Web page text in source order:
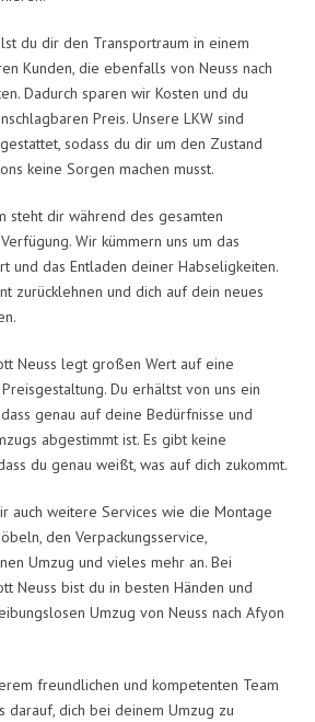
du dir den Transportraum in einem
Kunden, die ebenfalls von Neuss nach
Dadurch sparen wir Kosten und du
Preis. Unsere LKW sind
sodass du dir um den Zustand
keine Sorgen machen musst.
steht dir während des gesamten
Wir kümmern uns um das
und das Entladen deiner Habseligkeiten.
zurücklehnen und dich auf dein neues
Neuss legt großen Wert auf eine
Du erhältst von uns ein
genau auf deine Bedürfnisse und
abgestimmt ist. Es gibt keine
du genau weißt, was auf dich zukommt.
auch weitere Services wie die Montage
den Verpackungsservice,
Umzug und vieles mehr an. Bei
Neuss bist du in besten Händen und
Umzug von Neuss nach Afyon
freundlichen und kompetenten Team
darauf, dich bei deinem Umzug zu